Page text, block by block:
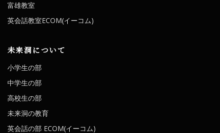
富雄教室
英会話教室ECOM(イーコム)
未来洞について
小学生の部
中学生の部
高校生の部
未来洞の教育
英会話の部 ECOM(イーコム)